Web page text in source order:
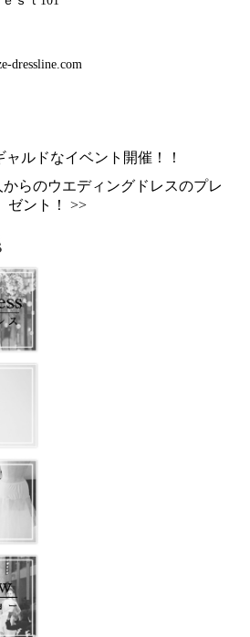
dressline.com
ルドなイベント開催！！
らのウエディングドレスのプレ
ゼント！ >>